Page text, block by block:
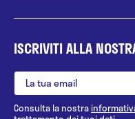
ISCRIVITI ALLA
Consulta la nostra